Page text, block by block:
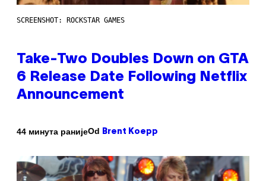
SCREENSHOT: ROCKSTAR GAMES
Take-Two Doubles Down on GTA
6 Release Date Following Netflix
Announcement
44 минута ранијеOd Brent Koepp